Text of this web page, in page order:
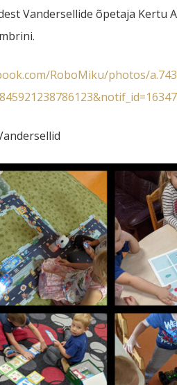
Vandersellide õpetaja Kertu
RoboMiku/photos/